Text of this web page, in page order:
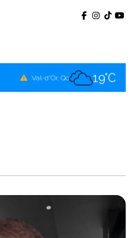
Val-d'Or, Qc 19°C